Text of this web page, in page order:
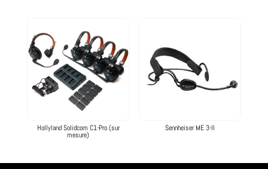
Hollyland Solidcom C1-Pro (sur
mesure)
Sennheiser ME 3-II